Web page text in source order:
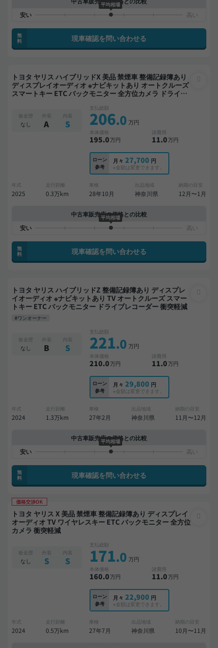
平均相場
無
料
現車確認を問い合わせる
トヨタ ヤリス ハイブリッドX 美品 禁煙車 整備記録簿あり
ディスプレイオーディオ ※ナビキットあり オートクルーズ
スマートキー ETC バックモニター 全方位カメラ ドライブ
板金歴
なし
外装
A
内装
S
支払総額
206.0 万円
本体価格
195.0万円
諸費用
11.0万円
ローン
参考
月々 27,700 円
※金額は変更できます。
年式
2025
走行距離
0.3万km
車検
28年10月
出品地域
神奈川県
納期の目安
12月〜1月
中古車販売店の価格との比較
平均相場
無
料
現車確認を問い合わせる
トヨタ ヤリス ハイブリッドZ 整備記録簿あり ディスプレ
イオーディオ ※ナビキットあり TV オートクルーズ スマー
トキー ETC バックモニター ドライブレコーダー 衝突軽減
#ワンオーナー
板金歴
なし
外装
B
内装
S
支払総額
221.0 万円
本体価格
210.0万円
諸費用
11.0万円
ローン
参考
月々 29,800 円
※金額は変更できます。
年式
2024
走行距離
1.3万km
車検
27年2月
出品地域
神奈川県
納期の目安
11月〜12月
中古車販売店の価格との比較
平均相場
無
料
現車確認を問い合わせる
価格交渉OK
トヨタ ヤリス X 美品 禁煙車 整備記録簿あり ディスプレイ
オーディオ TV ワイヤレスキー ETC バックモニター 全方位
カメラ 衝突軽減
板金歴
なし
外装
S
内装
S
支払総額
171.0 万円
本体価格
160.0万円
諸費用
11.0万円
ローン
参考
月々 22,900 円
※金額は変更できます。
年式
2024
走行距離
0.5万km
車検
27年7月
出品地域
神奈川県
納期の目安
10月〜11月